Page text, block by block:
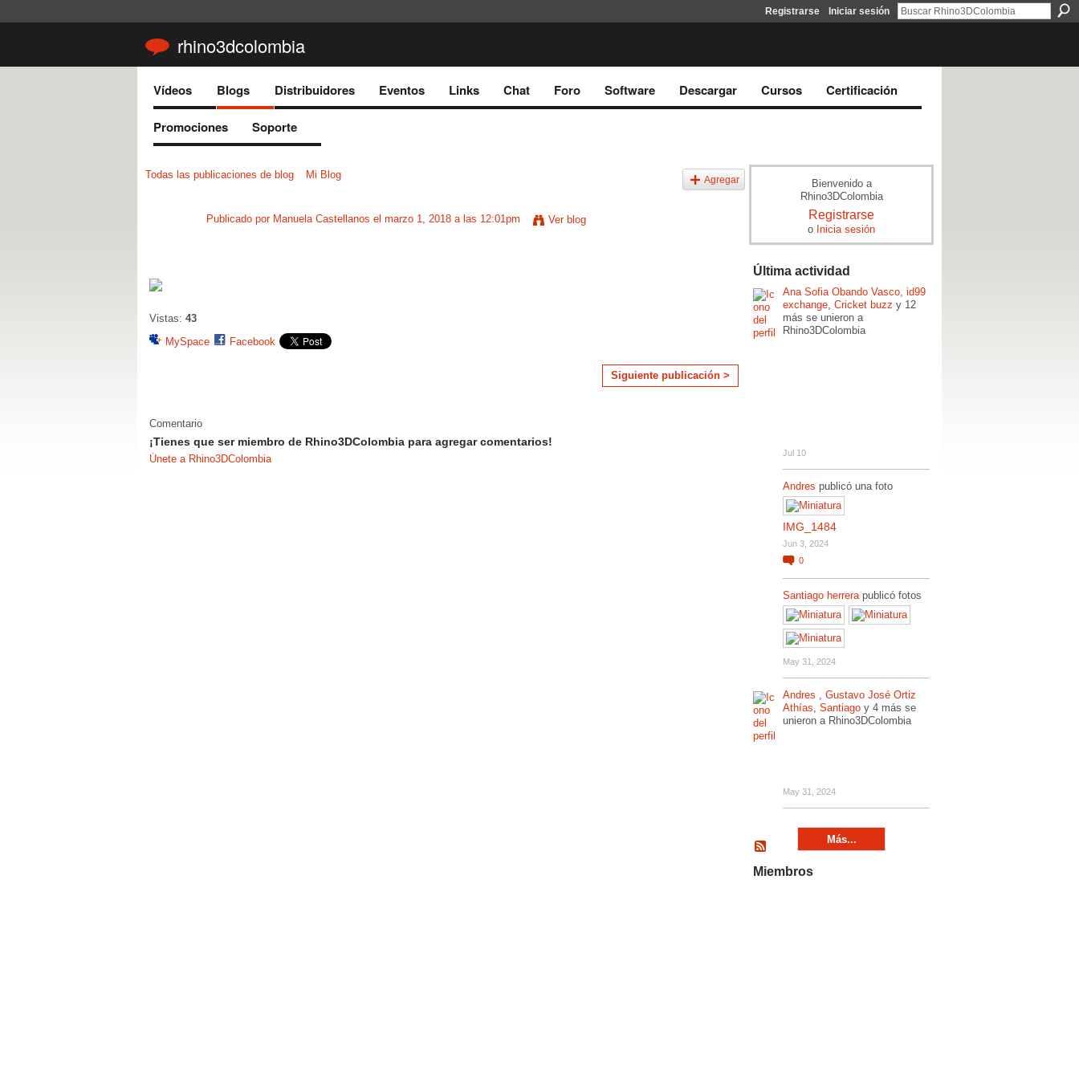
Registrarse Iniciar sesión
rhino3dcolombia
Vídeos Blogs Distribuidores Eventos Links Chat Foro Software Descargar Cursos Certificación
Promociones Soporte
Todas las publicaciones de blog Mi Blog Agregar
Publicado por Manuela Castellanos el marzo 1, 2018 a las 12:01pm Ver blog
Vistas: 43
MySpace
Facebook
Siguiente publicación >
Comentario
¡Tienes que ser miembro de Rhino3DColombia para agregar comentarios!
Únete a Rhino3DColombia
Bienvenido a
Rhino3DColombia
Registrarse
o Inicia sesión
Última actividad
Ana Sofia Obando Vasco, id99
exchange, Cricket buzz y 12
más se unieron a
Rhino3DColombia
Jul 10
Andres publicó una foto
IMG_1484
Jun 3, 2024
0
Santiago herrerapublicó fotos
May 31, 2024
Andres , Gustavo José Ortiz
Athías, Santiago y 4 más se
unieron a Rhino3DColombia
May 31, 2024
Más...
Miembros